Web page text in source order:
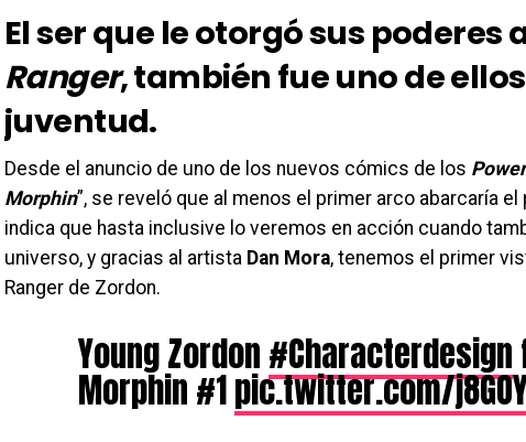
El ser que le otorgó sus poderes
Ranger, también fue uno de
juventud.
Desde el anuncio de uno de los nuevos cómics de los
Morphin”, se reveló que al menos el primer arco abarcaría
indica que hasta inclusive lo veremos en acción cuando
universo, y gracias al artista Dan Mora, tenemos el primer
Ranger de Zordon.
Young Zordon#Characterdesign
Morphin #1pic.twitter.com/